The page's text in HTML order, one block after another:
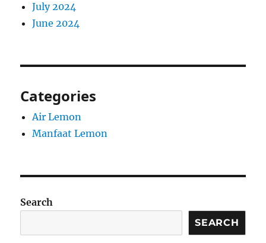
July 2024
June 2024
Categories
Air Lemon
Manfaat Lemon
Search
SEARCH